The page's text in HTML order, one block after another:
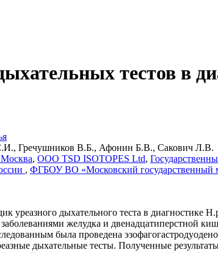
тестов в
Гречушников В.Б., Афонин Б.В., Сакович Л.В.
, ООО TSD ISOTOPES Ltd,
, ФГБОУ ВО «Московский государственный
уреазного дыхательного теста в
желудка и двенадцатиперстной
была проведена
дыхательные тесты. Полученные